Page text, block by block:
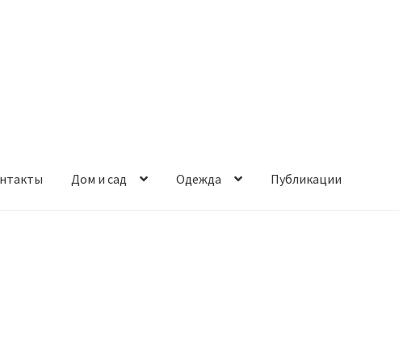
Дом и сад Одежда Публикации